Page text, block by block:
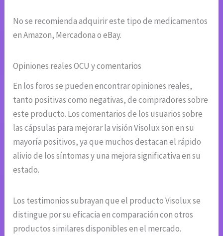
No se recomienda adquirir este tipo de medicamentos
en Amazon, Mercadona o eBay.
Opiniones reales OCU y comentarios
En los foros se pueden encontrar opiniones reales,
tanto positivas como negativas, de compradores sobre
este producto. Los comentarios de los usuarios sobre
las cápsulas para mejorar la visión Visolux son en su
mayoría positivos, ya que muchos destacan el rápido
alivio de los síntomas y una mejora significativa en su
estado.
Los testimonios subrayan que el producto Visolux se
distingue por su eficacia en comparación con otros
productos similares disponibles en el mercado.